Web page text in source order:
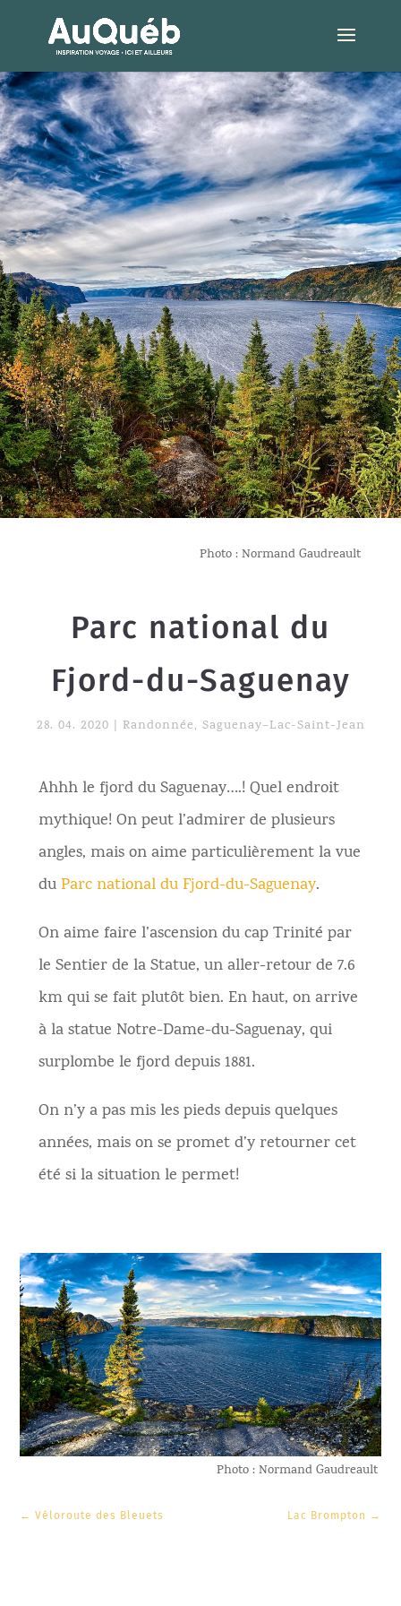
Photo : Normand Gaudreault
Parc national du
Fjord-du-Saguenay
28. 04. 2020 Randonnée, Saguenay–Lac-Saint-Jean
Ahhh le fjord du Saguenay….! Quel endroit
mythique! On peut l’admirer de plusieurs
angles, mais on aime particulièrement la vue
duParc national du Fjord-du-Saguenay.
On aime faire l’ascension du cap Trinité par
le Sentier de la Statue, un aller-retour de 7.6
km qui se fait plutôt bien. En haut, on arrive
à la statue Notre-Dame-du-Saguenay, qui
surplombe le fjord depuis 1881.
On n’y a pas mis les pieds depuis quelques
années, mais on se promet d’y retourner cet
été si la situation le permet!
Photo : Normand Gaudreault
←Véloroute des Bleuets Lac Brompton →